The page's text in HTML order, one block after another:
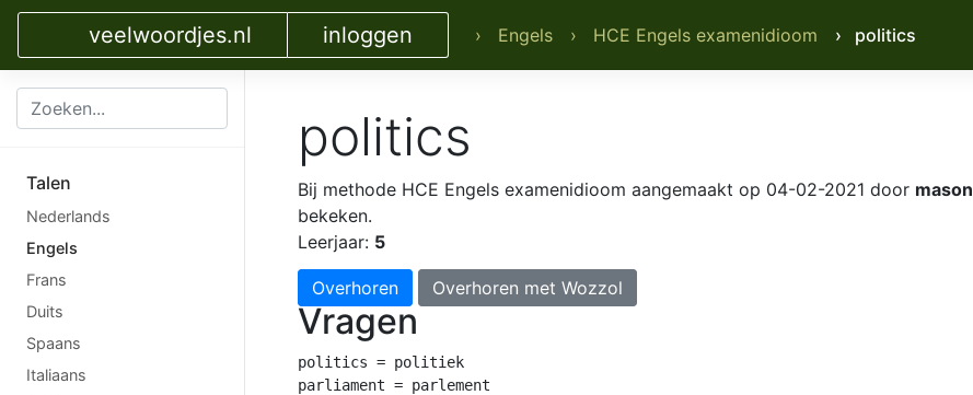
veelwoordjes.nl inloggen › Engels › HCE Engels examenidioom › politics
Talen
Nederlands
Engels
Frans
Duits
Spaans
Italiaans
politics
Bij methode HCE Engels examenidioom aangemaakt op 04-02-2021 door mason
bekeken.
Leerjaar: 5
Overhoren Overhoren met Wozzol
Vragen
politics = politiek
parliament = parlement